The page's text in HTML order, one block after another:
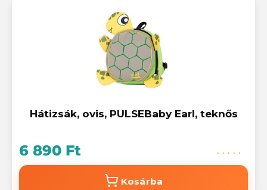
Hátizsák, ovis, PULSEBaby Earl, teknős
6 890 Ft
Kosárba